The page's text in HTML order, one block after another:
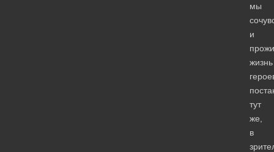
мы
и
жизнь
тут
же,
в